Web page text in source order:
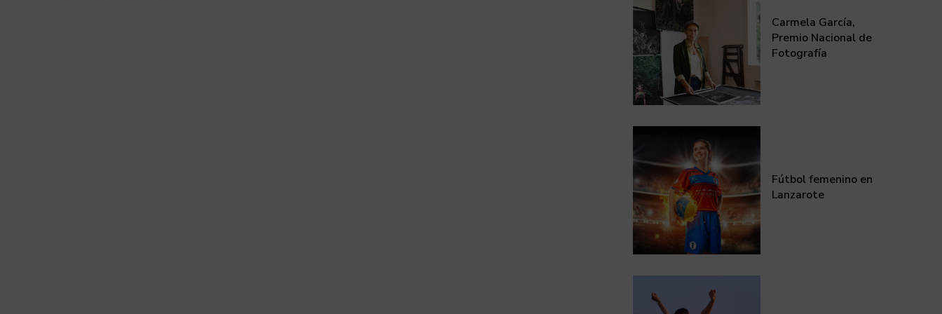
Carmela García,
Premio Nacional de
Fotografía
Fútbol femenino en
Lanzarote